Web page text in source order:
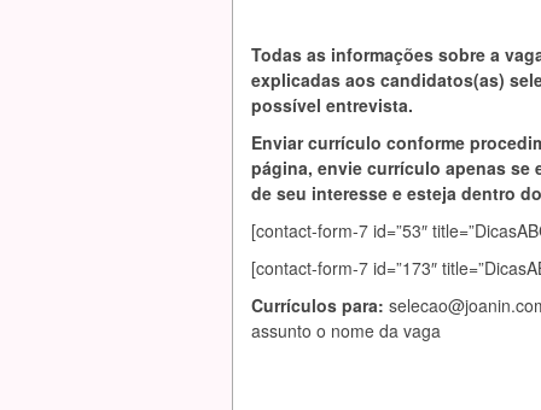
Todas as informações sobre a
explicadas aos candidatos(as)
possível entrevista.
Enviar currículo conforme
página, envie currículo apenas se
de seu interesse e esteja dentro
[contact-form-7 id=”53″
[contact-form-7 id=”173″
Currículos para:
assunto o nome da vaga